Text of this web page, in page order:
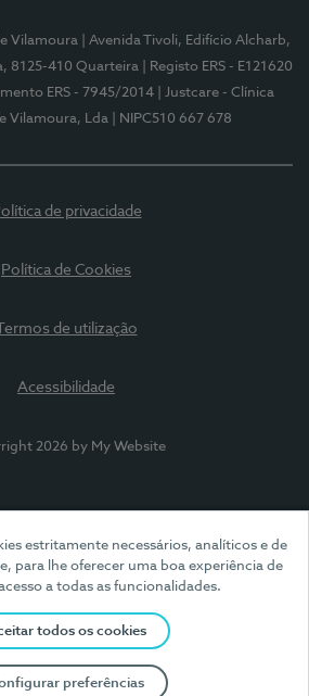
estritamente necessários, analíticos e de
para lhe oferecer uma boa experiência de
a todas as funcionalidades.
todos os cookies
preferências
Vilamoura
| Avenida Tivoli, Edifício Alcharb,
8125-410 Quarteira
| Registo ERS - E121620
ERS - 7945/2014
| Justcare - Clínica
Vilamoura, Lda
| NIPC510 667 678
de privacidade
Política de Cookies
Termos de utilização
Acessibilidade
2026 by My Website